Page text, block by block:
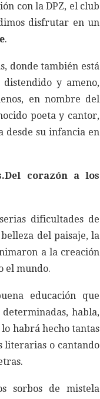
con la DPZ, el club
disfrutar en un
.
donde también está
y ameno,
en nombre del
poeta y cantor,
desde su infancia en
corazón a los
dificultades de
del paisaje, la
a la creación
el mundo.
educación que
habla,
habrá hecho tantas
literarias o cantando
sorbos de mistela